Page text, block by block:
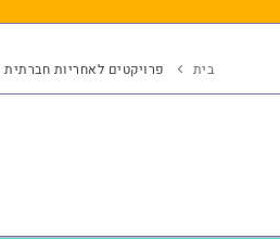
BIZCO לעמותות
לומדים עם BIZCO
בית פרויקטים לאחריות